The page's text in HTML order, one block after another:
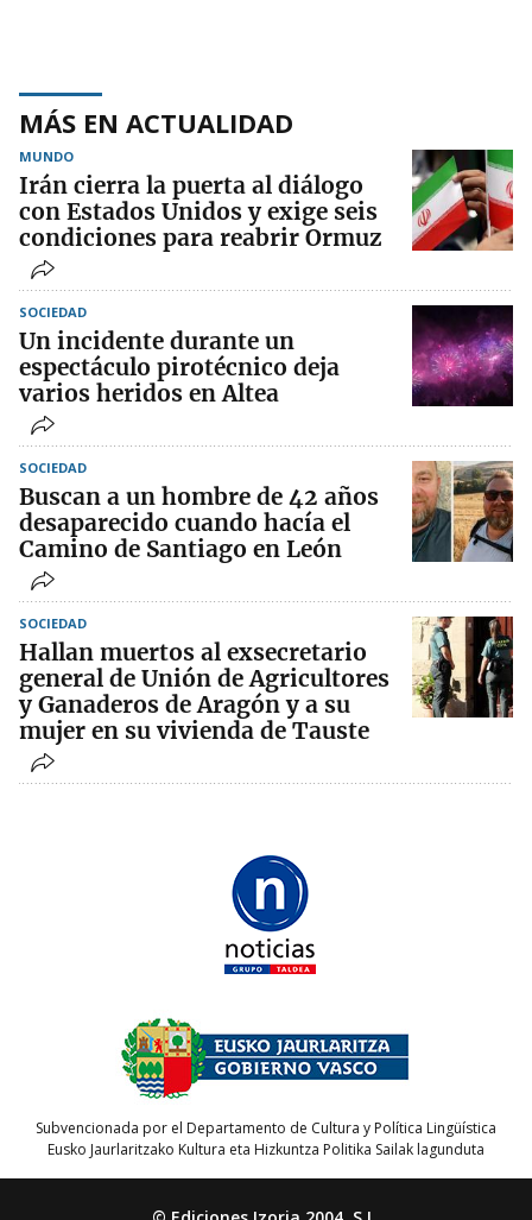
MÁS EN ACTUALIDAD
MUNDO
Irán cierra la puerta al diálogo
con Estados Unidos y exige seis
condiciones para reabrir Ormuz
SOCIEDAD
Un incidente durante un
espectáculo pirotécnico deja
varios heridos en Altea
SOCIEDAD
Buscan a un hombre de 42 años
desaparecido cuando hacía el
Camino de Santiago en León
SOCIEDAD
Hallan muertos al exsecretario
general de Unión de Agricultores
y Ganaderos de Aragón y a su
mujer en su vivienda de Tauste
Subvencionada por el Departamento de Cultura y Política Lingüística
Eusko Jaurlaritzako Kultura eta Hizkuntza Politika Sailak lagunduta